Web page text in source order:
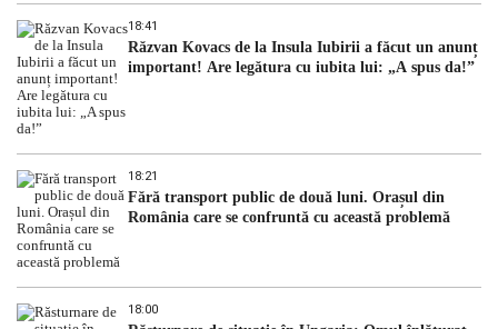
18:41
Răzvan Kovacs de la Insula Iubirii a făcut un anunț
important! Are legătura cu iubita lui: „A spus da!”
18:21
Fără transport public de două luni. Orașul din
România care se confruntă cu această problemă
18:00